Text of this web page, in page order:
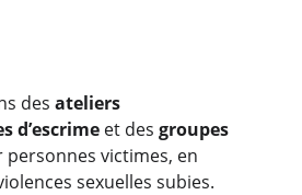
des ateliers
d’escrime et des groupes
personnes victimes, en
sexuelles subies.